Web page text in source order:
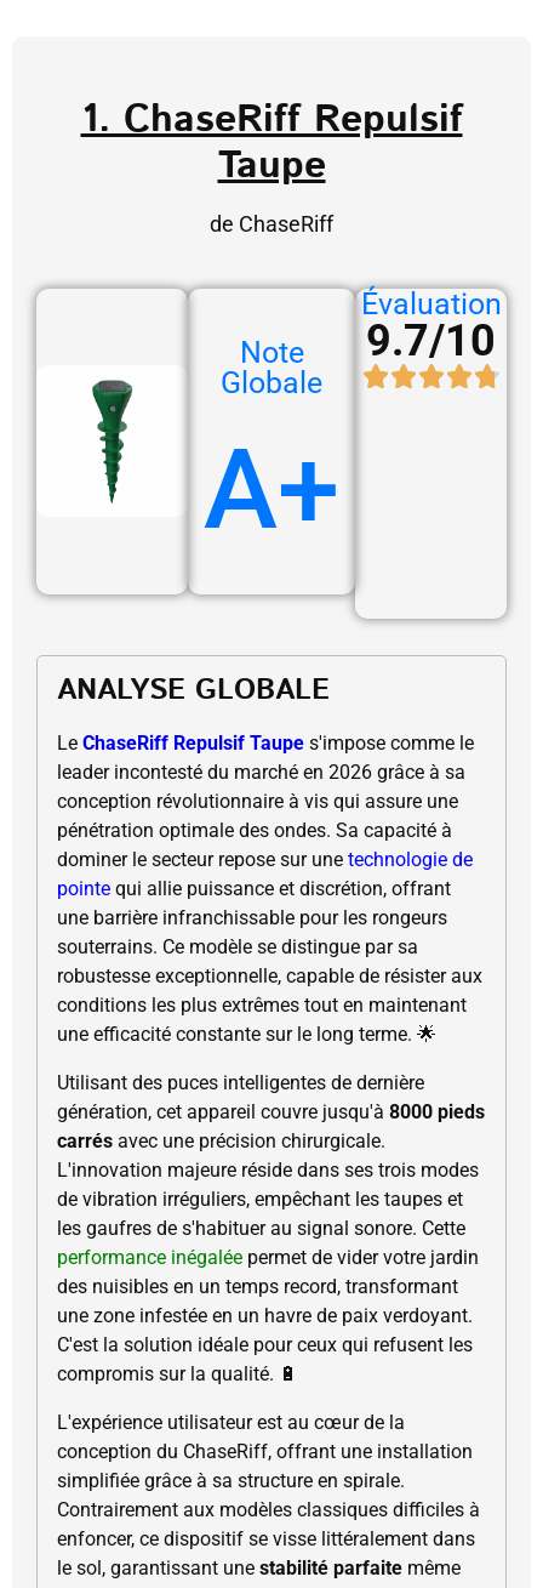
1. ChaseRiff Repulsif
Taupe
de ChaseRiff
Note
Globale
A+
Évaluation
9.7/10
ANALYSE GLOBALE
Le ChaseRiff Repulsif Taupe s'impose comme le
leader incontesté du marché en 2026 grâce à sa
conception révolutionnaire à vis qui assure une
pénétration optimale des ondes. Sa capacité à
dominer le secteur repose sur une technologie de
pointe qui allie puissance et discrétion, offrant
une barrière infranchissable pour les rongeurs
souterrains. Ce modèle se distingue par sa
robustesse exceptionnelle, capable de résister aux
conditions les plus extrêmes tout en maintenant
une efficacité constante sur le long terme. 🌟
Utilisant des puces intelligentes de dernière
génération, cet appareil couvre jusqu'à 8000 pieds
carrés avec une précision chirurgicale.
L'innovation majeure réside dans ses trois modes
de vibration irréguliers, empêchant les taupes et
les gaufres de s'habituer au signal sonore. Cette
performance inégalée permet de vider votre jardin
des nuisibles en un temps record, transformant
une zone infestée en un havre de paix verdoyant.
C'est la solution idéale pour ceux qui refusent les
compromis sur la qualité. 🔋
L'expérience utilisateur est au cœur de la
conception du ChaseRiff, offrant une installation
simplifiée grâce à sa structure en spirale.
Contrairement aux modèles classiques difficiles à
enfoncer, ce dispositif se visse littéralement dans
le sol, garantissant une stabilité parfaite même